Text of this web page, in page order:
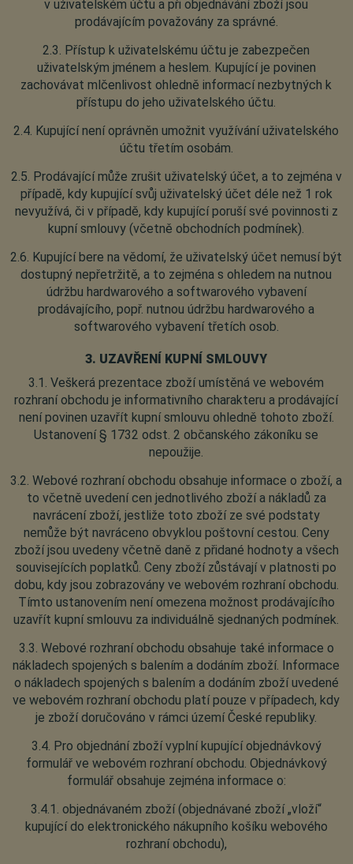
v uživatelském účtu a při objednávání zboží jsou
prodávajícím považovány za správné.
2.3. Přístup k uživatelskému účtu je zabezpečen
uživatelským jménem a heslem. Kupující je povinen
zachovávat mlčenlivost ohledně informací nezbytných k
přístupu do jeho uživatelského účtu.
2.4. Kupující není oprávněn umožnit využívání uživatelského
účtu třetím osobám.
2.5. Prodávající může zrušit uživatelský účet, a to zejména v
případě, kdy kupující svůj uživatelský účet déle než 1 rok
nevyužívá, či v případě, kdy kupující poruší své povinnosti z
kupní smlouvy (včetně obchodních podmínek).
2.6. Kupující bere na vědomí, že uživatelský účet nemusí být
dostupný nepřetržitě, a to zejména s ohledem na nutnou
údržbu hardwarového a softwarového vybavení
prodávajícího, popř. nutnou údržbu hardwarového a
softwarového vybavení třetích osob.
3. UZAVŘENÍ KUPNÍ SMLOUVY
3.1. Veškerá prezentace zboží umístěná ve webovém
rozhraní obchodu je informativního charakteru a prodávající
není povinen uzavřít kupní smlouvu ohledně tohoto zboží.
Ustanovení § 1732 odst. 2 občanského zákoníku se
nepoužije.
3.2. Webové rozhraní obchodu obsahuje informace o zboží, a
to včetně uvedení cen jednotlivého zboží a nákladů za
navrácení zboží, jestliže toto zboží ze své podstaty
nemůže být navráceno obvyklou poštovní cestou. Ceny
zboží jsou uvedeny včetně daně z přidané hodnoty a všech
souvisejících poplatků. Ceny zboží zůstávají v platnosti po
dobu, kdy jsou zobrazovány ve webovém rozhraní obchodu.
Tímto ustanovením není omezena možnost prodávajícího
uzavřít kupní smlouvu za individuálně sjednaných podmínek.
3.3. Webové rozhraní obchodu obsahuje také informace o
nákladech spojených s balením a dodáním zboží. Informace
o nákladech spojených s balením a dodáním zboží uvedené
ve webovém rozhraní obchodu platí pouze v případech, kdy
je zboží doručováno v rámci území České republiky.
3.4. Pro objednání zboží vyplní kupující objednávkový
formulář ve webovém rozhraní obchodu. Objednávkový
formulář obsahuje zejména informace o:
3.4.1. objednávaném zboží (objednávané zboží „vloží“
kupující do elektronického nákupního košíku webového
rozhraní obchodu),